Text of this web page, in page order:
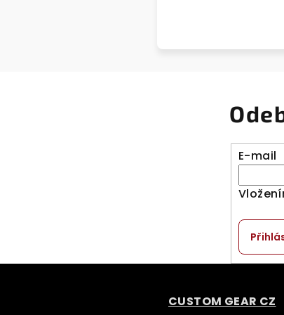
E-mail
CUSTOM GEAR CZ